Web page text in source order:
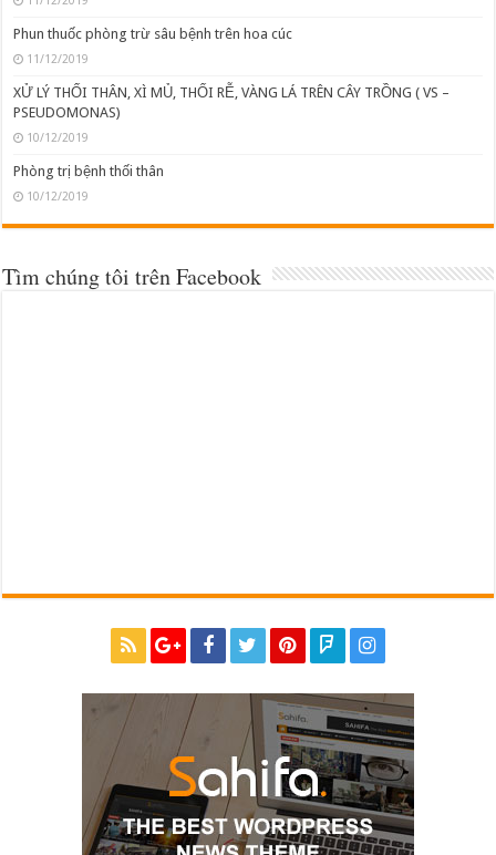
Phun thuốc phòng trừ sâu bệnh trên hoa cúc
11/12/2019
XỬ LÝ THỐI THÂN, XÌ MỦ, THỐI RỄ, VÀNG LÁ TRÊN CÂY TRỒNG ( VS –
PSEUDOMONAS)
10/12/2019
Phòng trị bệnh thối thân
10/12/2019
Tìm chúng tôi trên Facebook